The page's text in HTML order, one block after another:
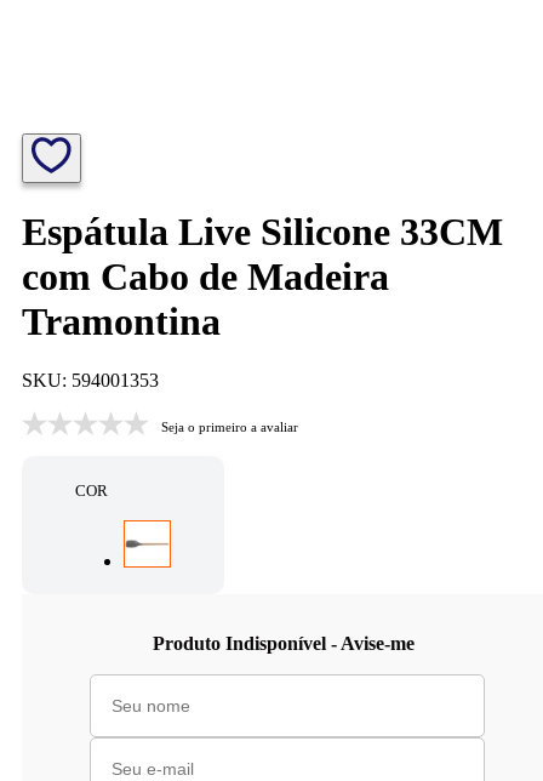
Espátula Live Silicone 33CM
com Cabo de Madeira
Tramontina
SKU: 594001353
Seja o primeiro a avaliar
Produto Indisponível - Avise-me
COR